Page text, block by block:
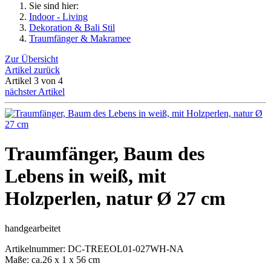
Sie sind hier:
Indoor - Living
Dekoration & Bali Stil
Traumfänger & Makramee
Zur Übersicht
Artikel zurück
Artikel 3 von 4
nächster Artikel
Traumfänger, Baum des
Lebens in weiß, mit
Holzperlen, natur Ø 27 cm
handgearbeitet
Artikelnummer: DC-TREEOL01-027WH-NA
Maße: ca.26 x 1 x 56 cm